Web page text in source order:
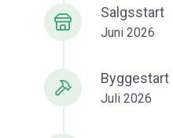
Salgsstart
Juni 2026
Byggestart
Juli 2026